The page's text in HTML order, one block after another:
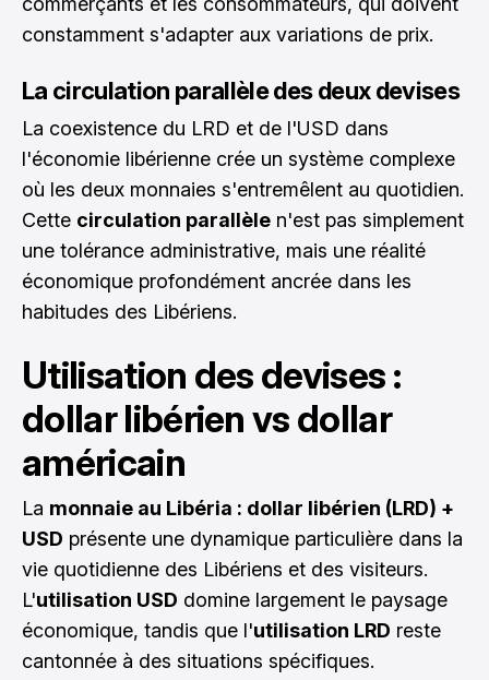
constamment s'adapter aux variations de prix.
La circulation parallèle des deux devises
La coexistence du LRD et de l'USD dans
l'économie libérienne crée un système complexe
où les deux monnaies s'entremêlent au quotidien.
Cette circulation parallèle n'est pas simplement
une tolérance administrative, mais une réalité
économique profondément ancrée dans les
habitudes des Libériens.
Utilisation des devises :
dollar libérien vs dollar
américain
La monnaie au Libéria : dollar libérien (LRD) +
USD présente une dynamique particulière dans la
vie quotidienne des Libériens et des visiteurs.
L'utilisation USD domine largement le paysage
économique, tandis que l'utilisation LRD reste
cantonnée à des situations spécifiques.